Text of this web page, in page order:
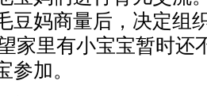
豆妈商量后，决定组
家里有小宝宝暂时还
参加。